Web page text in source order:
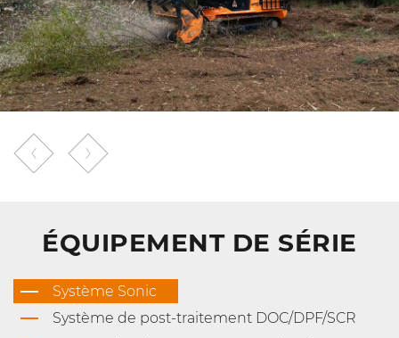
ÉQUIPEMENT DE SÉRIE
Système Sonic
Système de post-traitement DOC/DPF/SCR